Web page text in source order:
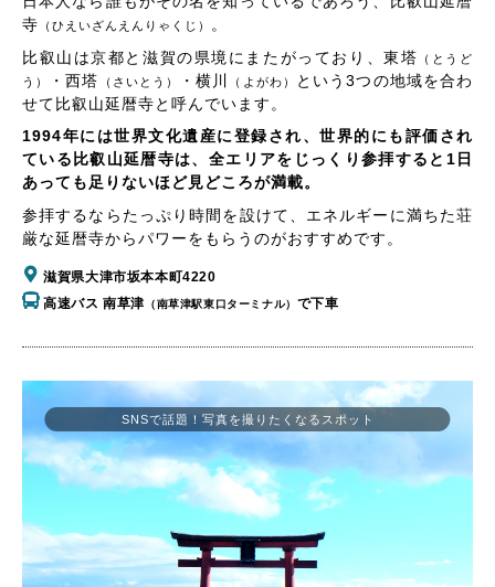
寺 （ひえいざんえんりゃくじ） 。
比叡山は京都と滋賀の県境にまたがっており、東塔
（とうど
う）
・西塔 （さいとう） ・横川 （よがわ）
という3つの地域を合わ
せて比叡山延暦寺と呼んでいます。
1994年には世界文化遺産に登録され、世界的にも評価され
ている比叡山延暦寺は、全エリアをじっくり参拝すると1日
あっても足りないほど見どころが満載。
参拝するならたっぷり時間を設けて、エネルギーに満ちた荘
厳な延暦寺からパワーをもらうのがおすすめです。
滋賀県大津市坂本本町4220
高速バス 南草津 （南草津駅東口ターミナル） で下車
SNSで話題！写真を撮りたくなるスポット